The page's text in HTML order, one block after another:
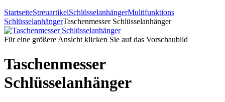
StartseiteStreuartikelSchlüsselanhängerMultifunktions
SchlüsselanhängerTaschenmesser Schlüsselanhänger
Für eine größere Ansicht klicken Sie auf das Vorschaubild
Taschenmesser
Schlüsselanhänger